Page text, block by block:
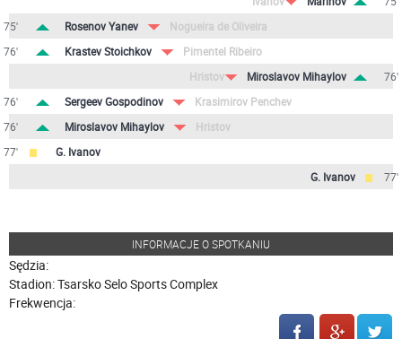
Nogueira de Oliveira
Rosenov Yanev
75'
Pimentel Ribeiro
Krastev Stoichkov
76'
76'
Miroslavov Mihaylov
Hristov
Krasimirov Penchev
Sergeev Gospodinov
76'
Hristov
Miroslavov Mihaylov
76'
G. Ivanov
77'
77'
G. Ivanov
INFORMACJE O SPOTKANIU
Sędzia:
Stadion: Tsarsko Selo Sports Complex
Frekwencja: